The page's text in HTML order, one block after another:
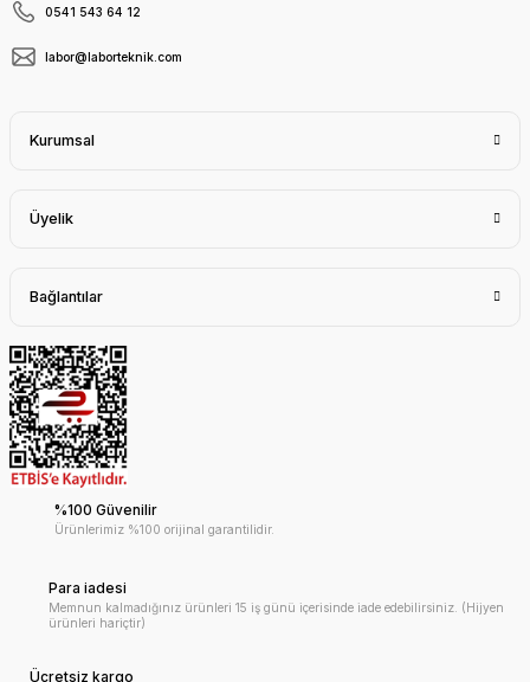
0541 543 64 12
labor@laborteknik.com
Kurumsal
Üyelik
Bağlantılar
%100 Güvenilir
Ürünlerimiz %100 orijinal garantilidir.
Para iadesi
Memnun kalmadığınız ürünleri 15 iş günü içerisinde iade edebilirsiniz. (Hijyen
ürünleri hariçtir)
Ücretsiz kargo